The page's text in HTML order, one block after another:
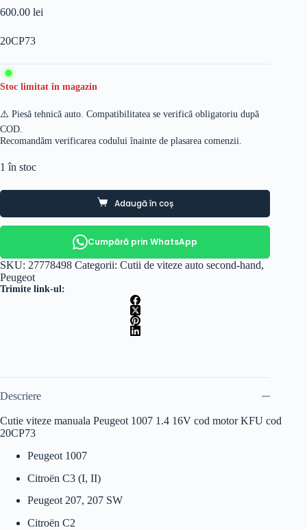
600.00 lei
20CP73
Stoc limitat în magazin
⚠️ Piesă tehnică auto. Compatibilitatea se verifică obligatoriu după
COD.
Recomandăm verificarea codului înainte de plasarea comenzii.
1 în stoc
Adaugă în coș
Cumpără prin WhatsApp
SKU: 27778498 Categorii: Cutii de viteze auto second-hand,
Peugeot
Trimite link-ul:
Descriere
Cutie viteze manuala Peugeot 1007 1.4 16V cod motor KFU cod
20CP73
Peugeot 1007
Citroën C3 (I, II)
Peugeot 207, 207 SW
Citroën C2